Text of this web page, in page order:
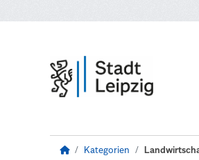
Kategorien